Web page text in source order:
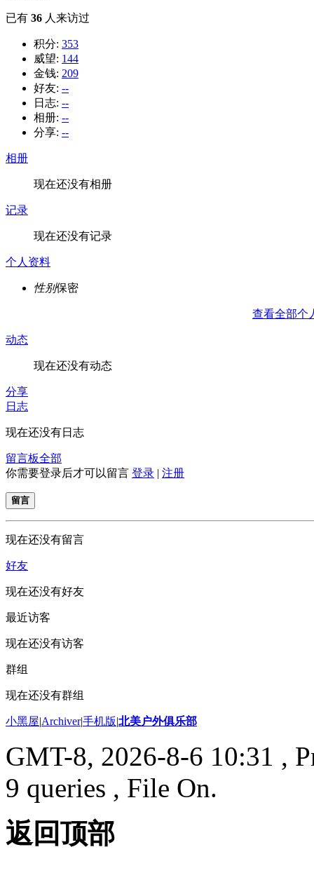
已有 36 人来访过
积分: 353
威望: 144
金钱: 209
好友: --
日志: --
相册: --
分享: --
相册
现在还没有相册
记录
现在还没有记录
个人资料
性别保密
查看全部个
动态
现在还没有动态
分享
日志
现在还没有日志
留言板全部
你需要登录后才可以留言 登录 | 注册
留言
现在还没有留言
好友
现在还没有好友
最近访客
现在还没有访客
群组
现在还没有群组
小黑屋|Archiver|手机版|北美户外俱乐部
GMT-8, 2026-8-6 10:31 ,
9 queries , File On.
返回顶部